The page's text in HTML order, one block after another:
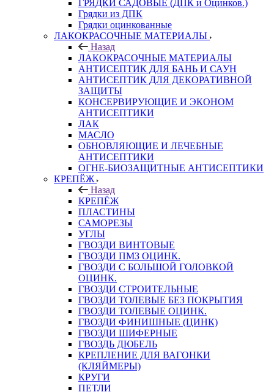
ГРЯДКИ САДОВЫЕ (ДПК и Оцинков.)
Грядки из ДПК
Грядки оцинкованные
ЛАКОКРАСОЧНЫЕ МАТЕРИАЛЫ
Назад
ЛАКОКРАСОЧНЫЕ МАТЕРИАЛЫ
АНТИСЕПТИК ДЛЯ БАНЬ И САУН
АНТИСЕПТИК ДЛЯ ДЕКОРАТИВНОЙ
ЗАЩИТЫ
КОНСЕРВИРУЮЩИЕ И ЭКОНОМ
АНТИСЕПТИКИ
ЛАК
МАСЛО
ОБНОВЛЯЮЩИЕ И ЛЕЧЕБНЫЕ
АНТИСЕПТИКИ
ОГНЕ-БИОЗАЩИТНЫЕ АНТИСЕПТИКИ
КРЕПЁЖ
Назад
КРЕПЁЖ
ПЛАСТИНЫ
САМОРЕЗЫ
УГЛЫ
ГВОЗДИ ВИНТОВЫЕ
ГВОЗДИ ПМЗ ОЦИНК.
ГВОЗДИ С БОЛЬШОЙ ГОЛОВКОЙ
ОЦИНК.
ГВОЗДИ СТРОИТЕЛЬНЫЕ
ГВОЗДИ ТОЛЕВЫЕ БЕЗ ПОКРЫТИЯ
ГВОЗДИ ТОЛЕВЫЕ ОЦИНК.
ГВОЗДИ ФИНИШНЫЕ (ЦИНК)
ГВОЗДИ ШИФЕРНЫЕ
ГВОЗДЬ ДЮБЕЛЬ
КРЕПЛЕНИЕ ДЛЯ ВАГОНКИ
(КЛЯЙМЕРЫ)
КРУГИ
ПЕТЛИ